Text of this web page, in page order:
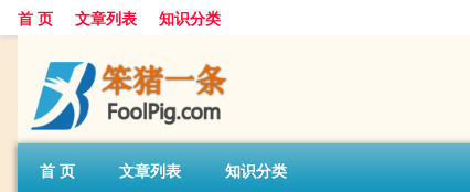
首 页 文章列表 知识分类
首 页 文章列表 知识分类